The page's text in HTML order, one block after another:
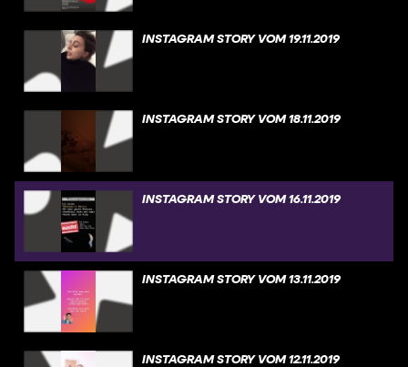
INSTAGRAM STORY VOM 19.11.2019
INSTAGRAM STORY VOM 18.11.2019
INSTAGRAM STORY VOM 16.11.2019
INSTAGRAM STORY VOM 13.11.2019
INSTAGRAM STORY VOM 12.11.2019